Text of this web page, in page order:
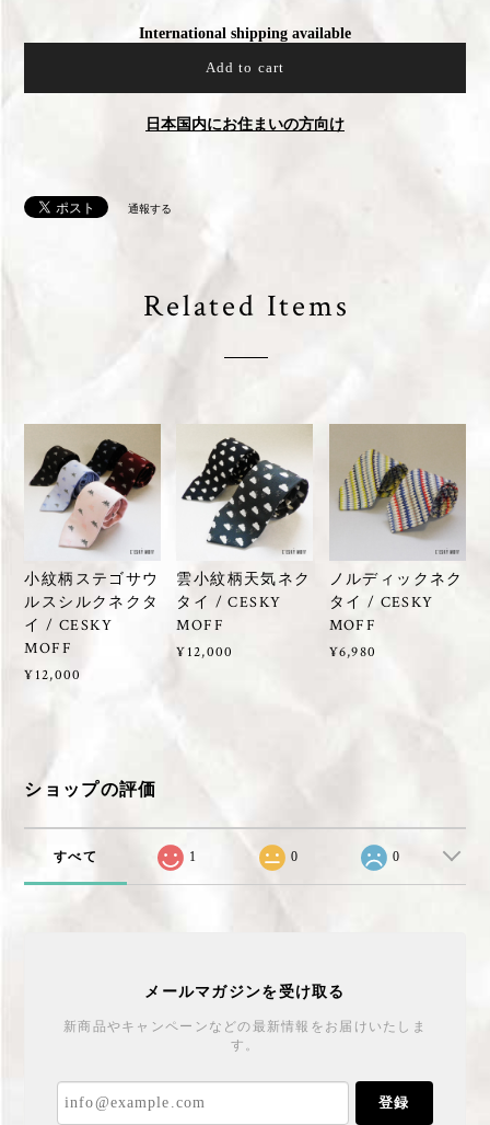
International shipping available
Add to cart
日本国内にお住まいの方向け
通報する
Related Items
小紋柄ステゴサウ
ルスシルクネクタ
イ / CESKY
MOFF
¥12,000
雲小紋柄天気ネク
タイ / CESKY
MOFF
¥12,000
ノルディックネク
タイ / CESKY
MOFF
¥6,980
ショップの評価
すべて 1 0 0
メールマガジンを受け取る
新商品やキャンペーンなどの最新情報をお届けいたしま
す。
登録